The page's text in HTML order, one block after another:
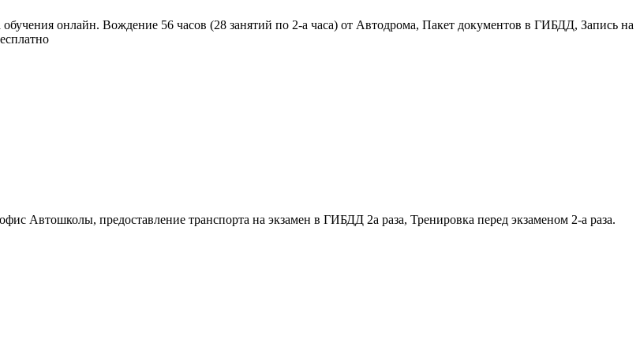
онлайн. Вождение 56 часов (28 занятий по 2-а часа) от Автодрома, Пакет документов в ГИБДД, Запись на
Автошколы, предоставление транспорта на экзамен в ГИБДД 2а раза, Тренировка перед экзаменом 2-а раза.